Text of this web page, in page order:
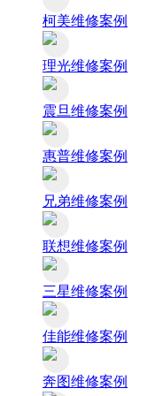
柯美维修案例
理光维修案例
震旦维修案例
惠普维修案例
兄弟维修案例
联想维修案例
三星维修案例
佳能维修案例
奔图维修案例